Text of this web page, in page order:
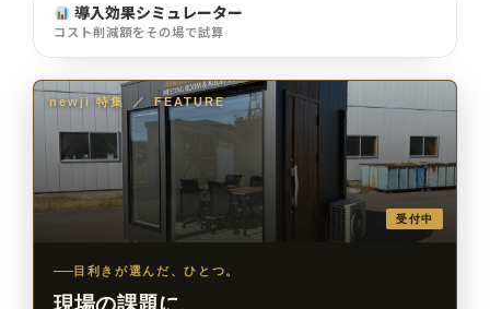
導入効果シミュレーター
コスト削減額をその場で試算
newji 特集 ／ FEATURE
受付中
目利きが選んだ、ひとつ。
現場の課題に、